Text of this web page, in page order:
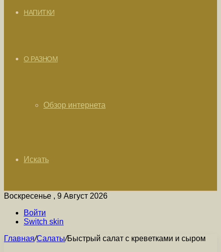
НАПИТКИ
О РАЗНОМ
Обзор интернета
Искать
Воскресенье , 9 Август 2026
Войти
Switch skin
Главная/Салаты/Быстрый салат с креветками и сыром